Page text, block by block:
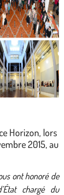
Horizon, lors
2015, au
ont honoré de
chargé du